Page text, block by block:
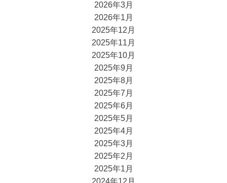
2026年3月
2026年1月
2025年12月
2025年11月
2025年10月
2025年9月
2025年8月
2025年7月
2025年6月
2025年5月
2025年4月
2025年3月
2025年2月
2025年1月
2024年12月